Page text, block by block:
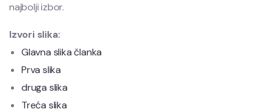
najbolji izbor.
Izvori slika:
Glavna slika članka
Prva slika
druga slika
Treća slika